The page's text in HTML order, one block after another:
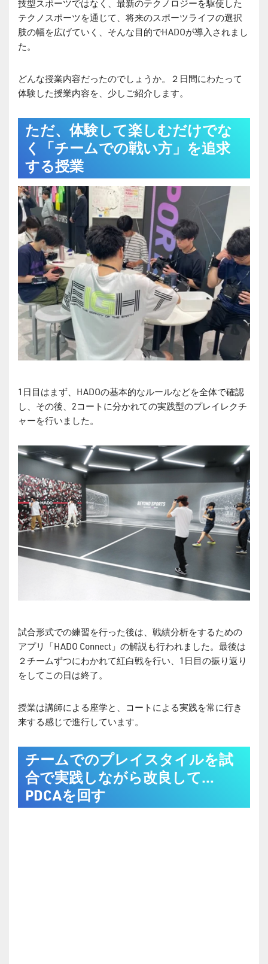
技型スポーツではなく、最新のテクノロジーを駆使した
テクノスポーツを通じて、将来のスポーツライフの選択
肢の幅を広げていく、そんな目的でHADOが導入されまし
た。
どんな授業内容だったのでしょうか。２日間にわたって
体験した授業内容を、少しご紹介します。
ただ、体験して楽しむだけでな
く「チームでの戦い方」を追求
する授業
1日目はまず、HADOの基本的なルールなどを全体で確認
し、その後、2コートに分かれての実践型のプレイレクチ
ャーを行いました。
試合形式での練習を行った後は、戦績分析をするための
アプリ「HADO Connect」の解説も行われました。最後は
２チームずつにわかれて紅白戦を行い、1日目の振り返り
をしてこの日は終了。
授業は講師による座学と、コートによる実践を常に行き
来する感じで進行しています。
チームでのプレイスタイルを試
合で実践しながら改良して…
PDCAを回す